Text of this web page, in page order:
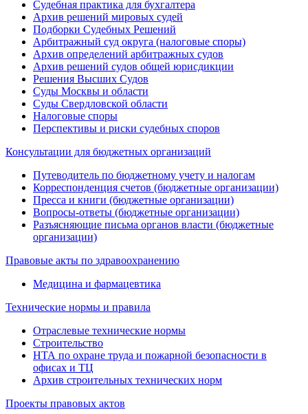
Судебная практика для бухгалтера
Архив решений мировых судей
Подборки Судебных Решений
Арбитражный суд округа (налоговые споры)
Архив определений арбитражных судов
Архив решений судов общей юрисдикции
Решения Высших Судов
Суды Москвы и области
Суды Свердловской области
Налоговые споры
Перспективы и риски судебных споров
Консультации для бюджетных организаций
Путеводитель по бюджетному учету и налогам
Корреспонденция счетов (бюджетные организации)
Пресса и книги (бюджетные организации)
Вопросы-ответы (бюджетные организации)
Разъясняющие письма органов власти (бюджетные
организации)
Правовые акты по здравоохранению
Медицина и фармацевтика
Технические нормы и правила
Отраслевые технические нормы
Строительство
НТА по охране труда и пожарной безопасности в
офисах и ТЦ
Архив строительных технических норм
Проекты правовых актов